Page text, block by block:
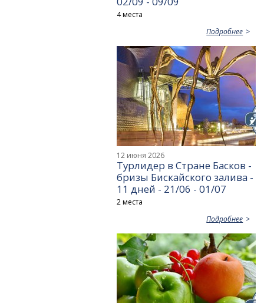
4 места
Подробнее
12 июня 2026
Турлидер в Стране Басков -
бризы Бискайского залива -
11 дней - 21/06 - 01/07
2 места
Подробнее